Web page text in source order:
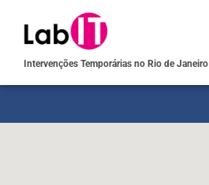
Intervenções Temporárias no Rio de Janeiro